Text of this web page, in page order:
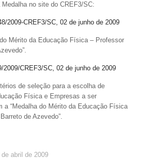
no site do CREF3/SC:
2009-CREF3/SC, 02 de junho de 2009
Mérito da Educação Física – Professor
2009/CREF3/SC, 02 de junho de 2009
de seleção para a escolha de
Física e Empresas a ser
a “Medalha do Mérito da Educação Física
de Azevedo”.
de abril de 2009